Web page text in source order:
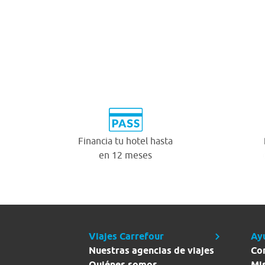
Financia tu hotel hasta
en 12 meses
Viajes Carrefour
Nuestras agencias de viajes